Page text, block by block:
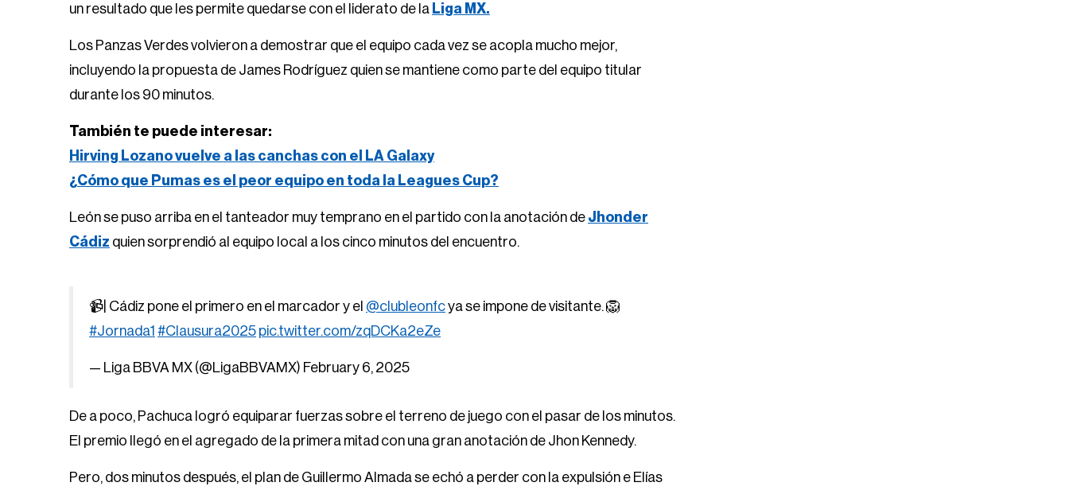
un resultado que les permite quedarse con el liderato de la Liga MX.
Los Panzas Verdes volvieron a demostrar que el equipo cada vez se acopla mucho mejor,
incluyendo la propuesta de James Rodríguez quien se mantiene como parte del equipo titular
durante los 90 minutos.
También te puede interesar:
Hirving Lozano vuelve a las canchas con el LA Galaxy
¿Cómo que Pumas es el peor equipo en toda la Leagues Cup?
León se puso arriba en el tanteador muy temprano en el partido con la anotación de Jhonder
Cádiz quien sorprendió al equipo local a los cinco minutos del encuentro.
📹| Cádiz pone el primero en el marcador y el @clubleonfcya se impone de visitante. 🦁
#Jornada1 #Clausura2025 pic.twitter.com/zqDCKa2eZe
— Liga BBVA MX (@LigaBBVAMX) February 6, 2025
De a poco, Pachuca logró equiparar fuerzas sobre el terreno de juego con el pasar de los minutos.
El premio llegó en el agregado de la primera mitad con una gran anotación de Jhon Kennedy.
Pero, dos minutos después, el plan de Guillermo Almada se echó a perder con la expulsión e Elías